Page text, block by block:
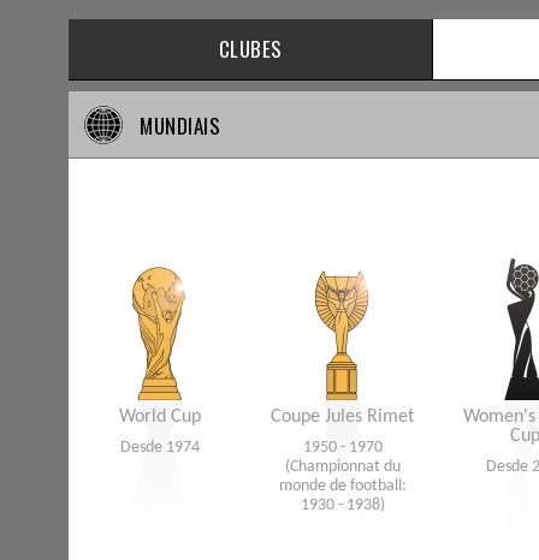
CLUBES
MUNDIAIS
World Cup
Desde 1974
Coupe Jules Rimet
1950 - 1970
(Championnat du
monde de football:
1930 - 1938)
Cup
Desde